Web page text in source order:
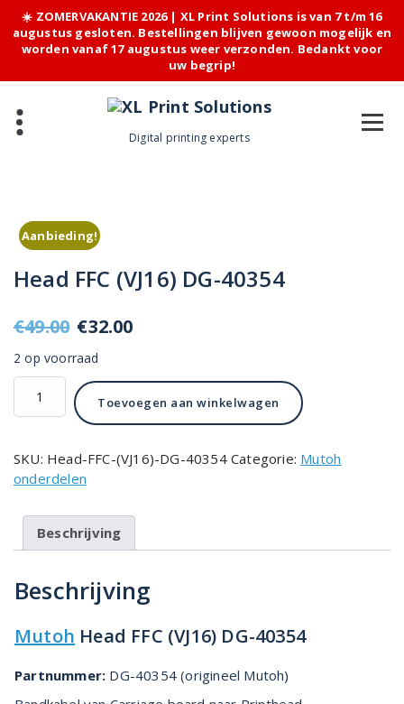
☀️ ZOMERVAKANTIE 2026 | XL Print Solutions is van 7 t/m 16
augustus gesloten. Bestellingen blijven gewoon mogelijk en
worden vanaf 17 augustus weer verzonden. Bedankt voor
uw begrip!
content
Digital printing experts
Aanbieding!
Head FFC (VJ16) DG-40354
€49.00 Oorspronkelijke
prijs
was:
€49.00.
€32.00
is:
€32.00.
2 op voorraad
Head
40354
aantal
Toevoegen aan winkelwagen
SKU: Head-FFC-(VJ16)-DG-40354 Categorie: Mutoh
onderdelen
Beschrijving
Beschrijving
Mutoh Head FFC (VJ16) DG-40354
Partnummer: DG-40354 (origineel Mutoh)